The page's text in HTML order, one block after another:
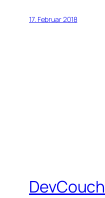
17. Februar 2018
DevCouch